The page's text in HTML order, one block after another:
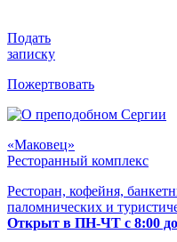
Подать
записку
Пожертвовать
«Маковец»
Ресторанный комплекс
Ресторан, кофейня,
паломнических и
Открыт в ПН-ЧТ с 8:00